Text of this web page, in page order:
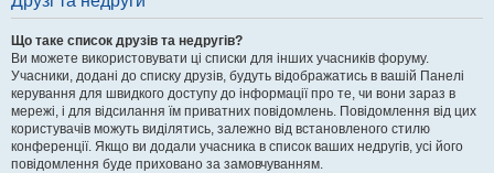
Що таке список друзів та недругів?
Ви можете використовувати ці списки для інших учасників форуму.
Учасники, додані до списку друзів, будуть відображатись в вашій Панелі
керування для швидкого доступу до інформації про те, чи вони зараз в
мережі, і для відсилання їм приватних повідомлень. Повідомлення від цих
користувачів можуть виділятись, залежно від встановленого стилю
конференції. Якщо ви додали учасника в список ваших недругів, усі його
повідомлення буде приховано за замовчуванням.